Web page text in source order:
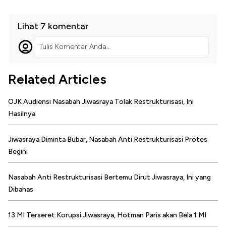
Lihat 7 komentar
Tulis Komentar Anda...
Related Articles
OJK Audiensi Nasabah Jiwasraya Tolak Restrukturisasi, Ini
Hasilnya
Jiwasraya Diminta Bubar, Nasabah Anti Restrukturisasi Protes
Begini
Nasabah Anti Restrukturisasi Bertemu Dirut Jiwasraya, Ini yang
Dibahas
13 MI Terseret Korupsi Jiwasraya, Hotman Paris akan Bela 1 MI